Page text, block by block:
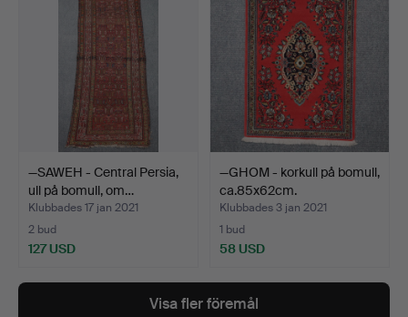
—SAWEH - Central Persia,
ull på bomull, om…
Klubbades 17 jan 2021
2 bud
127 USD
—GHOM - korkull på bomull,
ca.85x62cm.
Klubbades 3 jan 2021
1 bud
58 USD
Visa fler föremål